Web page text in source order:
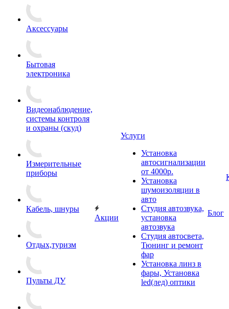
Аксессуары
Бытовая
электроника
Видеонаблюдение,
системы контроля
и охраны (скуд)
Измерительные
приборы
Кабель, шнуры
Отдых,туризм
Пульты ДУ
Акции
Услуги
Установка
автосигнализации
от 4000р.
Установка
шумоизоляции в
авто
Студия автозвука,
установка
автозвука
Студия автосвета,
Тюнинг и ремонт
фар
Установка линз в
фары, Установка
led(лед) оптики
Блог